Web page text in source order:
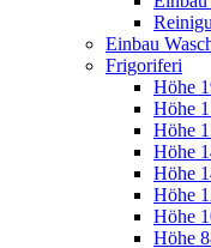
Einbau
Frigoriferi
Höhe
Höhe
Höhe
Höhe
Höhe
Höhe
Höhe
Höhe